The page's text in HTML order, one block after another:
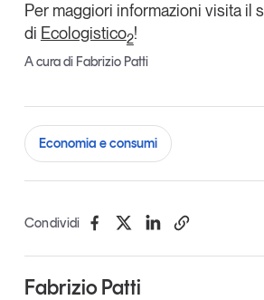
Per maggiori informazioni visita il
di Ecologistico2!
A cura di Fabrizio Patti
Economia e consumi
Condividi
Fabrizio Patti